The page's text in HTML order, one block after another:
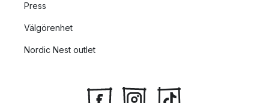
Press
Välgörenhet
Nordic Nest outlet